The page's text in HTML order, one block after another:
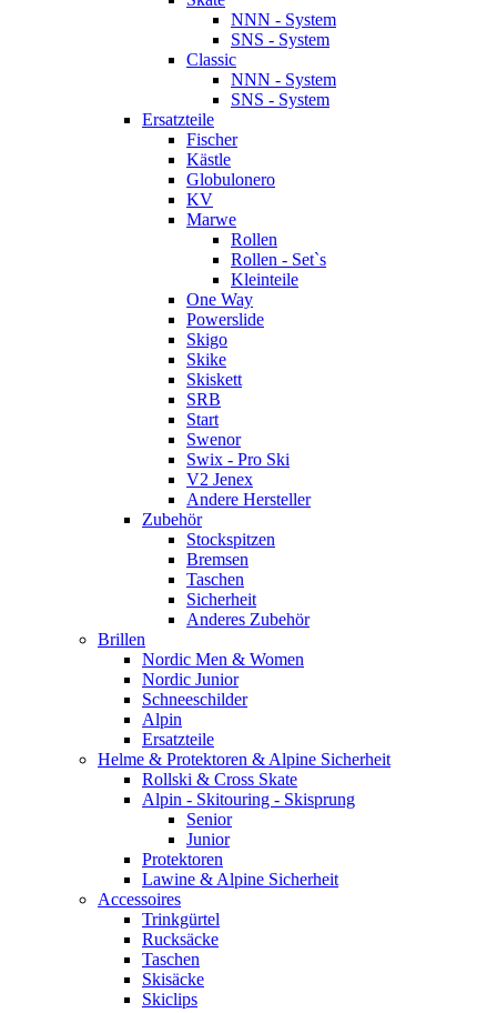
NNN - System
SNS - System
Classic
NNN - System
SNS - System
Ersatzteile
Fischer
Kästle
Globulonero
KV
Marwe
Rollen
Rollen - Set`s
Kleinteile
One Way
Powerslide
Skigo
Skike
Skiskett
SRB
Start
Swenor
Swix - Pro Ski
V2 Jenex
Andere Hersteller
Zubehör
Stockspitzen
Bremsen
Taschen
Sicherheit
Anderes Zubehör
Brillen
Nordic Men & Women
Nordic Junior
Schneeschilder
Alpin
Ersatzteile
Helme & Protektoren & Alpine Sicherheit
Rollski & Cross Skate
Alpin - Skitouring - Skisprung
Senior
Junior
Protektoren
Lawine & Alpine Sicherheit
Accessoires
Trinkgürtel
Rucksäcke
Taschen
Skisäcke
Skiclips